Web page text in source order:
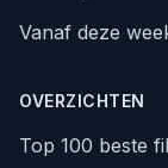
Vanaf deze
OVERZICHTEN
Top 100 beste